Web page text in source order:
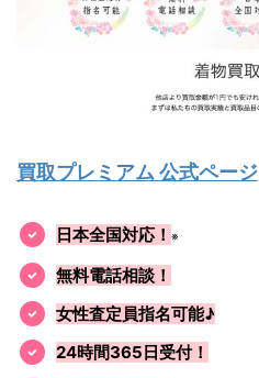
買取プレミアム 公式ページ
日本全国対応！ ※
無料電話相談！
女性査定員指名可能♪
24時間365日受付！